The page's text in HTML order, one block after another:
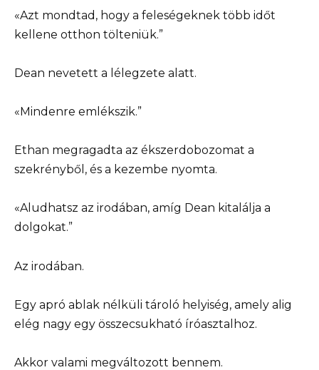
«Azt mondtad, hogy a feleségeknek több időt
kellene otthon tölteniük.”
Dean nevetett a lélegzete alatt.
«Mindenre emlékszik.”
Ethan megragadta az ékszerdobozomat a
szekrényből, és a kezembe nyomta.
«Aludhatsz az irodában, amíg Dean kitalálja a
dolgokat.”
Az irodában.
Egy apró ablak nélküli tároló helyiség, amely alig
elég nagy egy összecsukható íróasztalhoz.
Akkor valami megváltozott bennem.